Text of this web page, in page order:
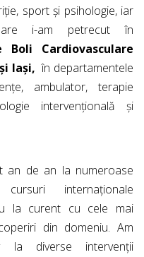
sport și psihologie, iar
i-am petrecut în
Cardiovasculare
Iași, în departamentele
ambulator, terapie
intervențională și
an de an la numeroase
internaționale
la curent cu cele mai
din domeniu. Am
la diverse intervenții